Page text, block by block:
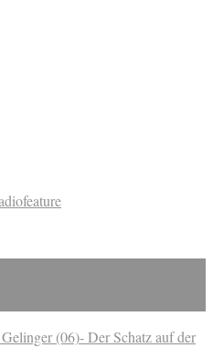
(06)- Der Schatz auf der